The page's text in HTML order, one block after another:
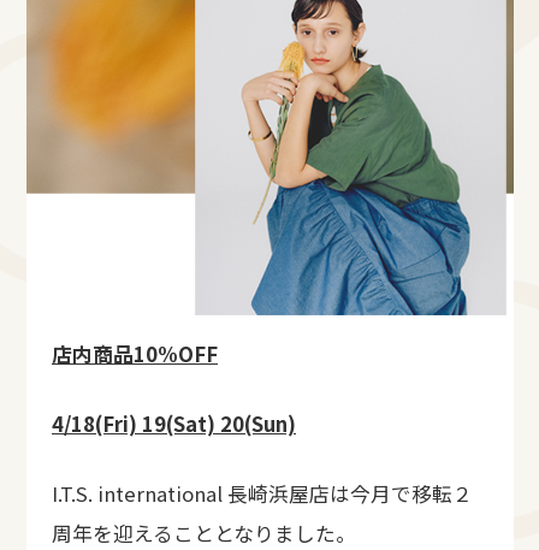
店内商品10%OFF
4/18(Fri) 19(Sat) 20(Sun)
I.T.S. international 長崎浜屋店は今月で移転２
周年を迎えることとなりました。